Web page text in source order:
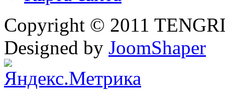
Copyright © 2011
Designed by JoomShaper